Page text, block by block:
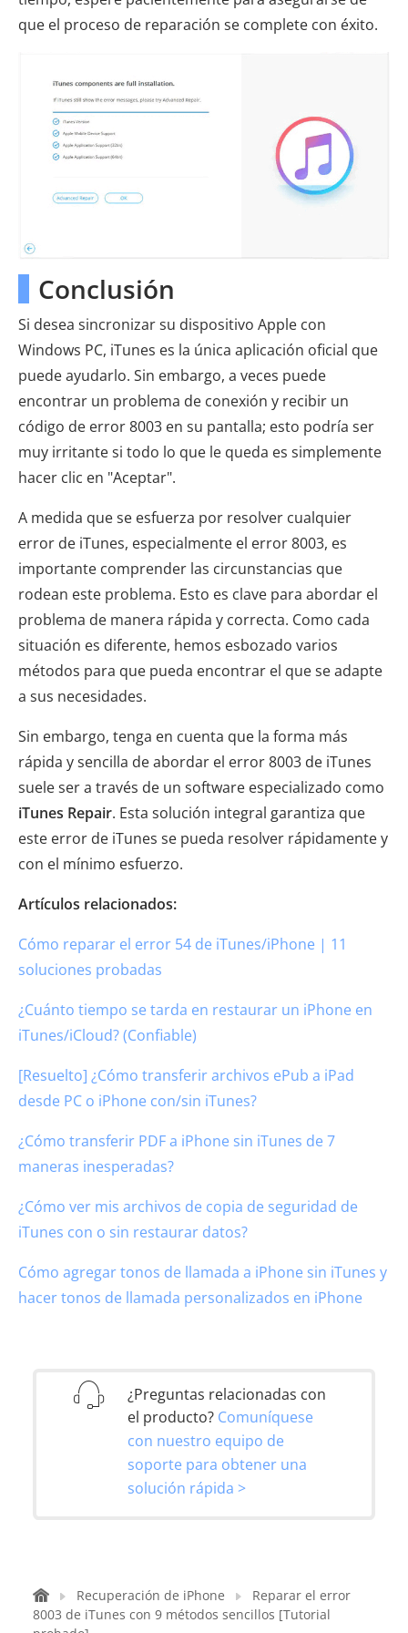
que el proceso de reparación se complete con éxito.
Conclusión
Si desea sincronizar su dispositivo Apple con
Windows PC, iTunes es la única aplicación oficial que
puede ayudarlo. Sin embargo, a veces puede
encontrar un problema de conexión y recibir un
código de error 8003 en su pantalla; esto podría ser
muy irritante si todo lo que le queda es simplemente
hacer clic en "Aceptar".
A medida que se esfuerza por resolver cualquier
error de iTunes, especialmente el error 8003, es
importante comprender las circunstancias que
rodean este problema. Esto es clave para abordar el
problema de manera rápida y correcta. Como cada
situación es diferente, hemos esbozado varios
métodos para que pueda encontrar el que se adapte
a sus necesidades.
Sin embargo, tenga en cuenta que la forma más
rápida y sencilla de abordar el error 8003 de iTunes
suele ser a través de un software especializado como
iTunes Repair. Esta solución integral garantiza que
este error de iTunes se pueda resolver rápidamente y
con el mínimo esfuerzo.
Artículos relacionados:
Cómo reparar el error 54 de iTunes/iPhone | 11
soluciones probadas
¿Cuánto tiempo se tarda en restaurar un iPhone en
iTunes/iCloud? (Confiable)
[Resuelto] ¿Cómo transferir archivos ePub a iPad
desde PC o iPhone con/sin iTunes?
¿Cómo transferir PDF a iPhone sin iTunes de 7
maneras inesperadas?
¿Cómo ver mis archivos de copia de seguridad de
iTunes con o sin restaurar datos?
Cómo agregar tonos de llamada a iPhone sin iTunes y
hacer tonos de llamada personalizados en iPhone
¿Preguntas relacionadas con
el producto? Comuníquese
con nuestro equipo de
soporte para obtener una
solución rápida >
Recuperación de iPhone
Reparar el error
8003 de iTunes con 9 métodos sencillos [Tutorial